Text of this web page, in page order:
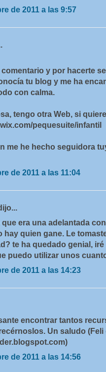
de 2011 a las 9:57
y por hacerte
tu blog y me ha
con calma.
tengo otra Web, si
pequesuite/infantil
me he hecho seguidora
de 2011 a las 11:04
era una adelantada
hay quien gane. Le
te ha quedado genial,
puedo utilizar unos
de 2011 a las 14:23
encontrar tantos
Un saludo (Feli
de 2011 a las 14:56